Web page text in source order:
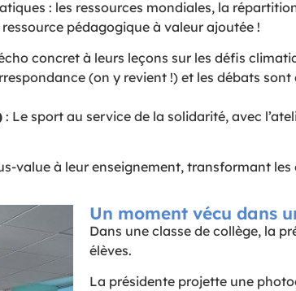
: les ressources mondiales, la
pédagogique à valeur ajoutée !
concret à leurs leçons sur les défis
(on y revient !) et les débats
: Le sport au service de la solidarité, avec
value à leur enseignement, transformant
Un moment vécu dans
Dans une classe de collège, la
élèves.
La présidente projette une